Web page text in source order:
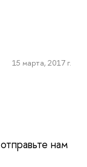
15 марта, 2017 г.
нам